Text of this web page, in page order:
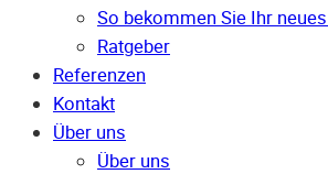
So bekommen Sie Ihr
Ratgeber
Referenzen
Kontakt
Über uns
Über uns